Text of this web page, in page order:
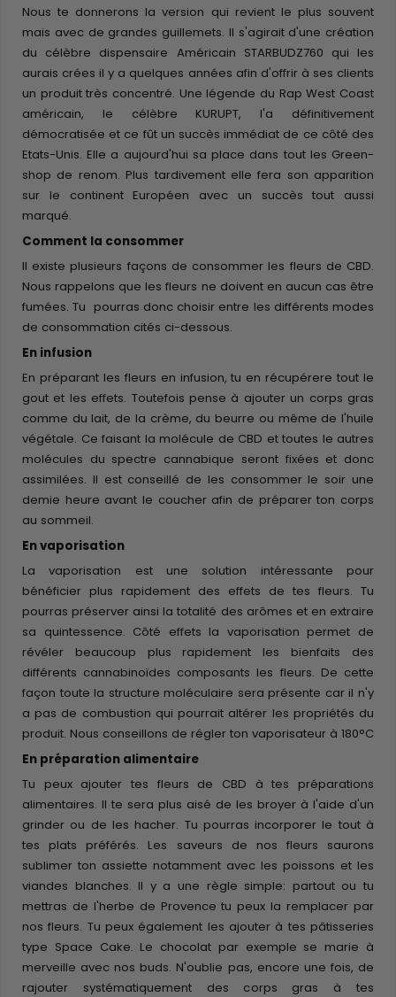
Nous te donnerons la version qui revient le plus souvent
mais avec de grandes guillemets. Il s'agirait d'une création
du célèbre dispensaire Américain STARBUDZ760 qui les
aurais crées il y a quelques années afin d'offrir à ses clients
un produit très concentré. Une légende du Rap West Coast
américain, le célèbre KURUPT, l'a définitivement
démocratisée et ce fût un succès immédiat de ce côté des
Etats-Unis. Elle a aujourd'hui sa place dans tout les Green-
shop de renom. Plus tardivement elle fera son apparition
sur le continent Européen avec un succès tout aussi
marqué.
Comment la consommer
Il existe plusieurs façons de consommer les fleurs de CBD.
Nous rappelons que les fleurs ne doivent en aucun cas être
fumées. Tu pourras donc choisir entre les différents modes
de consommation cités ci-dessous.
En infusion
En préparant les fleurs en infusion, tu en récupérere tout le
gout et les effets. Toutefois pense à ajouter un corps gras
comme du lait, de la crème, du beurre ou même de l'huile
végétale. Ce faisant la molécule de CBD et toutes le autres
molécules du spectre cannabique seront fixées et donc
assimilées. Il est conseillé de les consommer le soir une
demie heure avant le coucher afin de préparer ton corps
au sommeil.
En vaporisation
La vaporisation est une solution intéressante pour
bénéficier plus rapidement des effets de tes fleurs. Tu
pourras préserver ainsi la totalité des arômes et en extraire
sa quintessence. Côté effets la vaporisation permet de
révéler beaucoup plus rapidement les bienfaits des
différents cannabinoïdes composants les fleurs. De cette
façon toute la structure moléculaire sera présente car il n'y
a pas de combustion qui pourrait altérer les propriétés du
produit. Nous conseillons de régler ton vaporisateur à 180°C
En préparation alimentaire
Tu peux ajouter tes fleurs de CBD à tes préparations
alimentaires. Il te sera plus aisé de les broyer à l'aide d'un
grinder ou de les hacher. Tu pourras incorporer le tout à
tes plats préférés. Les saveurs de nos fleurs saurons
sublimer ton assiette notamment avec les poissons et les
viandes blanches. Il y a une règle simple: partout ou tu
mettras de l'herbe de Provence tu peux la remplacer par
nos fleurs. Tu peux également les ajouter à tes pâtisseries
type Space Cake. Le chocolat par exemple se marie à
merveille avec nos buds. N'oublie pas, encore une fois, de
rajouter systématiquement des corps gras à tes